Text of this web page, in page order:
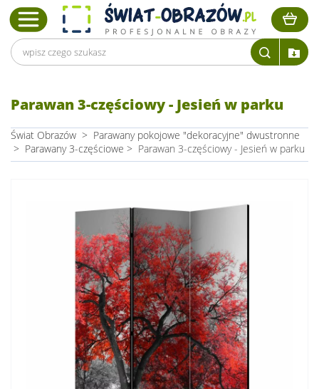
Parawan 3-częściowy - Jesień w parku
Świat Obrazów > Parawany pokojowe "dekoracyjne" dwustronne
> Parawany 3-częściowe > Parawan 3-częściowy - Jesień w parku